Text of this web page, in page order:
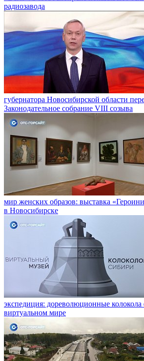
радиозавода
губернатора Новосибирской области
Законодательное собрание VIII созыва
мир женских образов: выставка
в Новосибирске
экспедиция: дореволюционные колокола
виртуальном мире